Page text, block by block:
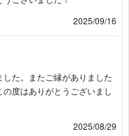
2025/09/16
た。またご縁がありました
度はありがとうございまし
2025/08/29